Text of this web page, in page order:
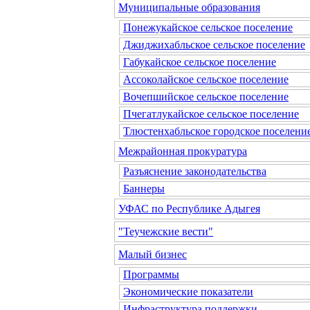
Муниципальные образования
Понежукайское сельское поселение
Джиджихабльское сельское поселение
Габукайское сельское поселение
Ассоколайское сельское поселение
Вочепшийское сельское поселение
Пчегатлукайское сельское поселение
Тлюстенхабльское городское
Межрайонная прокуратура
Разъяснение законодательства
Баннеры
УФАС по Республике Адыгея
"Теучежские вести"
Малый бизнес
Программы
Экономические показатели